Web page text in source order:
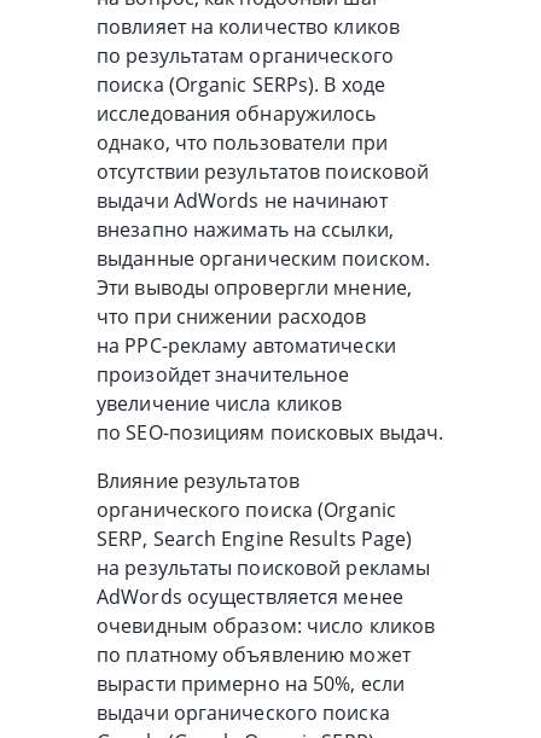
повлияет на количество кликов
по результатам органического
поиска (Organic SERPs). В ходе
исследования обнаружилось
однако, что пользователи при
отсутствии результатов поисковой
выдачи AdWords не начинают
внезапно нажимать на ссылки,
выданные органическим поиском.
Эти выводы опровергли мнение,
что при снижении расходов
на PPC-рекламу автоматически
произойдет значительное
увеличение числа кликов
поSEO-позициям поисковых выдач.
Влияние результатов
органического поиска (Organic
SERP, Search Engine Results Page)
на результаты поисковой рекламы
AdWords осуществляется менее
очевидным образом: число кликов
по платному объявлению может
вырасти примерно на 50%, если
выдачи органического поиска